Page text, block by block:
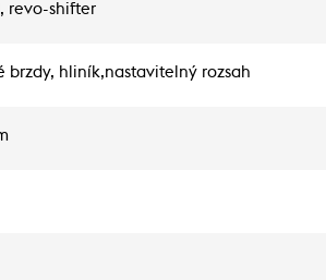
revo-shifter
brzdy, hliník,nastavitelný rozsah